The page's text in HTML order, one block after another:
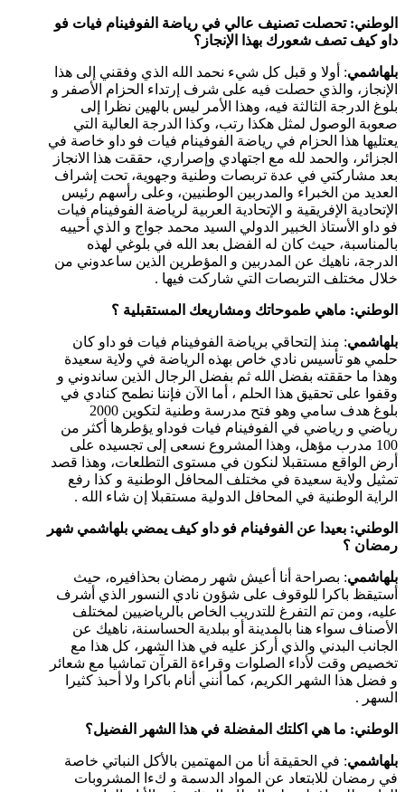
الوطني: تحصلت تصنيف عالي في رياضة الفوفينام فيات فو
داو كيف تصف شعورك بهذا الإنجاز؟
بلهاشمي: أولا و قبل كل شيء نحمد الله الذي وفقني إلى هذا
الإنجاز، والذي حصلت فيه على شرف إرتداء الحزام الأصفر و
بلوغ الدرجة الثالثة فيه، وهذا الأمر ليس بالهين نظرا إلى
صعوبة الوصول لمثل هكذا رتب، وكذا الدرجة العالية التي
يعتليها هذا الحزام في رياضة الفوفينام فيات فو داو خاصة في
الجزائر، والحمد لله مع اجتهادي وإصراري، حققت هذا الانجاز
بعد مشاركتي في عدة تربصات وطنية وجهوية، تحت إشراف
العديد من الخبراء والمدربين الوطنيين، وعلى رأسهم رئيس
الإتحادية الإفريقية و الإتحادية العربية لرياضة الفوفينام فيات
فو داو الأستاذ الخبير الدولي السيد محمد جواج و الذي أحييه
بالمناسبة، حيث كان له الفضل بعد الله في بلوغي لهذه
الدرجة، ناهيك عن المدربين و المؤطرين الذين ساعدوني من
خلال مختلف التربصات التي شاركت فيها .
الوطني: ماهي طموحاتك ومشاريعك المستقبلية ؟
بلهاشمي: منذ إلتحاقي برياضة الفوفينام فيات فو داو كان
حلمي هو تأسيس نادي خاص بهذه الرياضة في ولاية سعيدة
وهذا ما حققته بفضل الله ثم بفضل الرجال الذين ساندوني و
وقفوا على تحقيق هذا الحلم ، أما الآن فإننا نطمح كنادي في
بلوغ هدف سامي وهو فتح مدرسة وطنية لتكوين 2000
رياضي و رياضي في الفوفينام فيات فوداو يؤطرها أكثر من
100 مدرب مؤهل، وهذا المشروع نسعى إلى تجسيده على
أرض الواقع مستقبلا لنكون في مستوى التطلعات، وهذا قصد
تمثيل ولاية سعيدة في مختلف المحافل الوطنية و كذا رفع
الراية الوطنية في المحافل الدولية مستقبلا إن شاء الله .
الوطني: بعيدا عن الفوفينام فو داو كيف يمضي بلهاشمي شهر
رمضان ؟
بلهاشمي: بصراحة أنا أعيش شهر رمضان بحذافيره، حيث
أستيقظ باكرا للوقوف على شؤون نادي النسور الذي أشرف
عليه، ومن تم التفرغ للتدريب الخاص بالرياضيين لمختلف
الأصناف سواء هنا بالمدينة أو ببلدية الحساسنة، ناهيك عن
الجانب البدني والذي أركز عليه في هذا الشهر، كل هذا مع
تخصيص وقت لأداء الصلوات وقراءة القرآن تماشيا مع شعائر
و فضل هذا الشهر الكريم، كما أنني أنام باكرا ولا أحبذ كثيرا
السهر .
الوطني: ما هي اكلتك المفضلة في هذا الشهر الفضيل؟
بلهاشمي: في الحقيقة أنا من المهتمين بالأكل النباتي خاصة
في رمضان للابتعاد عن المواد الدسمة و كءا المشروبات